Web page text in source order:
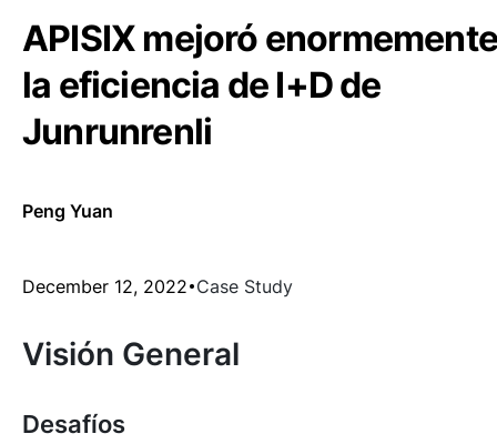
APISIX mejoró
la eficiencia de I+D de
Junrunrenli
Peng Yuan
December 12, 2022 Case Study
Visión General
Desafíos